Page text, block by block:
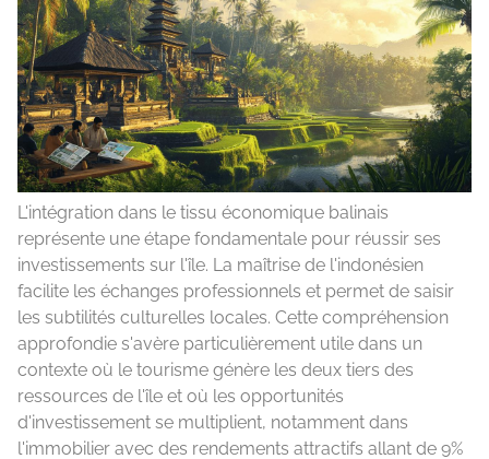
L'intégration dans le tissu économique balinais
représente une étape fondamentale pour réussir ses
investissements sur l'île. La maîtrise de l'indonésien
facilite les échanges professionnels et permet de saisir
les subtilités culturelles locales. Cette compréhension
approfondie s'avère particulièrement utile dans un
contexte où le tourisme génère les deux tiers des
ressources de l'île et où les opportunités
d'investissement se multiplient, notamment dans
l'immobilier avec des rendements attractifs allant de 9%